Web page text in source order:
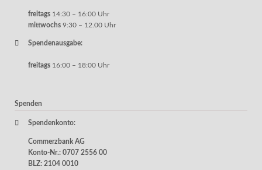
freitags 14:30 – 16:00 Uhr
mittwochs 9:30 – 12.00 Uhr
Spendenausgabe:
freitags 16:00 – 18:00 Uhr
Spenden
Spendenkonto:
Commerzbank AG
Konto-Nr.: 0707 2556 00
BLZ: 2104 0010